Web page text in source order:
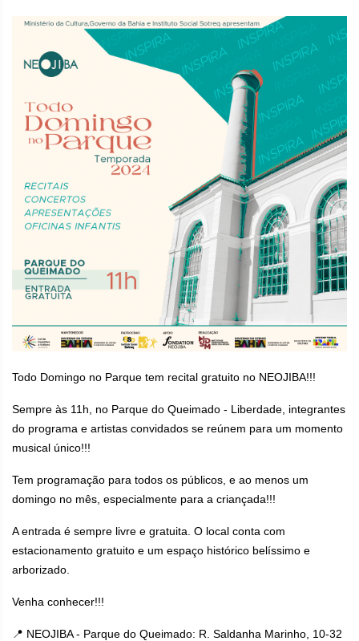
Todo Domingo no Parque tem recital gratuito no NEOJIBA!!!
Sempre às 11h, no Parque do Queimado - Liberdade, integrantes
do programa e artistas convidados se reúnem para um momento
musical único!!!
Tem programação para todos os públicos, e ao menos um
domingo no mês, especialmente para a criançada!!!
A entrada é sempre livre e gratuita. O local conta com
estacionamento gratuito e um espaço histórico belíssimo e
arborizado.
Venha conhecer!!!
📍 NEOJIBA - Parque do Queimado: R. Saldanha Marinho, 10-32